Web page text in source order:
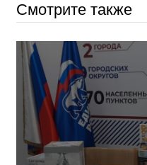
Смотрите также